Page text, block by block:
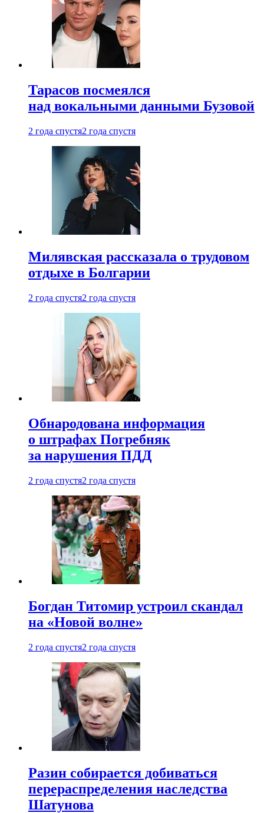
Тарасов посмеялся
над вокальными данными Бузовой
2 года спустя2 года спустя
Милявская рассказала о трудовом
отдыхе в Болгарии
2 года спустя2 года спустя
Обнародована информация
о штрафах Погребняк
за нарушения ПДД
2 года спустя2 года спустя
Богдан Титомир устроил скандал
на «Новой волне»
2 года спустя2 года спустя
Разин собирается добиваться
перераспределения наследства
Шатунова